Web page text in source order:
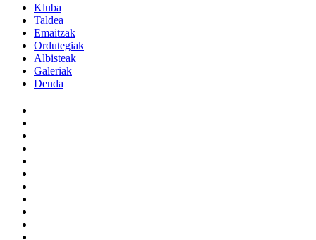
Kluba
Taldea
Emaitzak
Ordutegiak
Albisteak
Galeriak
Denda